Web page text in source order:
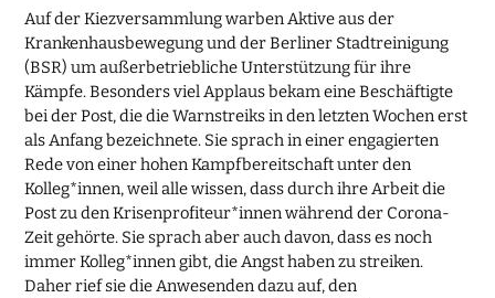
Auf der Kiezversammlung warben Aktive aus der
Krankenhausbewegung und der Berliner Stadtreinigung
(BSR) um außerbetriebliche Unterstützung für ihre
Kämpfe. Besonders viel Applaus bekam eine Beschäftigte
bei der Post, die die Warnstreiks in den letzten Wochen erst
als Anfang bezeichnete. Sie sprach in einer engagierten
Rede von einer hohen Kampfbereitschaft unter den
Kolleg*innen, weil alle wissen, dass durch ihre Arbeit die
Post zu den Krisenprofiteur*innen während der Corona-
Zeit gehörte. Sie sprach aber auch davon, dass es noch
immer Kolleg*innen gibt, die Angst haben zu streiken.
Daher rief sie die Anwesenden dazu auf, den